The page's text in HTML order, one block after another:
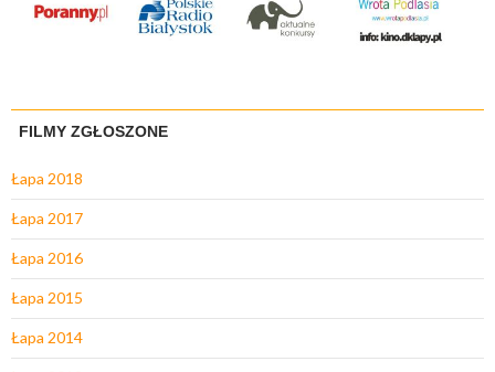
FILMY ZGŁOSZONE
Łapa 2018
Łapa 2017
Łapa 2016
Łapa 2015
Łapa 2014